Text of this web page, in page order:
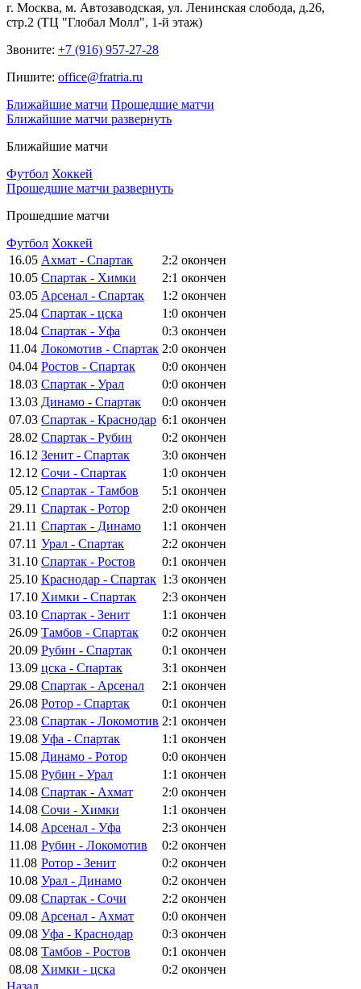
г. Москва, м. Автозаводская, ул. Ленинская слобода, д.26,
стр.2 (ТЦ "Глобал Молл", 1-й этаж)
Звоните: +7 (916) 957-27-28
Пишите: office@fratria.ru
Ближайшие матчи Прошедшие матчи
Ближайшие матчи развернуть
Ближайшие матчи
Футбол Хоккей
Прошедшие матчи развернуть
Прошедшие матчи
Футбол Хоккей
16.05 Ахмат - Спартак 2:2 окончен
10.05 Спартак - Химки 2:1 окончен
03.05 Арсенал - Спартак 1:2 окончен
25.04 Спартак - цска 1:0 окончен
18.04 Спартак - Уфа 0:3 окончен
11.04 Локомотив - Спартак 2:0 окончен
04.04 Ростов - Спартак 0:0 окончен
18.03 Спартак - Урал 0:0 окончен
13.03 Динамо - Спартак 0:0 окончен
07.03 Спартак - Краснодар 6:1 окончен
28.02 Спартак - Рубин 0:2 окончен
16.12 Зенит - Спартак 3:0 окончен
12.12 Сочи - Спартак 1:0 окончен
05.12 Спартак - Тамбов 5:1 окончен
29.11 Спартак - Ротор 2:0 окончен
21.11 Спартак - Динамо 1:1 окончен
07.11 Урал - Спартак 2:2 окончен
31.10 Спартак - Ростов 0:1 окончен
25.10 Краснодар - Спартак 1:3 окончен
17.10 Химки - Спартак 2:3 окончен
03.10 Спартак - Зенит 1:1 окончен
26.09 Тамбов - Спартак 0:2 окончен
20.09 Рубин - Спартак 0:1 окончен
13.09 цска - Спартак 3:1 окончен
29.08 Спартак - Арсенал 2:1 окончен
26.08 Ротор - Спартак 0:1 окончен
23.08 Спартак - Локомотив 2:1 окончен
19.08 Уфа - Спартак 1:1 окончен
15.08 Динамо - Ротор 0:0 окончен
15.08 Рубин - Урал 1:1 окончен
14.08 Спартак - Ахмат 2:0 окончен
14.08 Сочи - Химки 1:1 окончен
14.08 Арсенал - Уфа 2:3 окончен
11.08 Рубин - Локомотив 0:2 окончен
11.08 Ротор - Зенит 0:2 окончен
10.08 Урал - Динамо 0:2 окончен
09.08 Спартак - Сочи 2:2 окончен
09.08 Арсенал - Ахмат 0:0 окончен
09.08 Уфа - Краснодар 0:3 окончен
08.08 Тамбов - Ростов 0:1 окончен
08.08 Химки - цска 0:2 окончен
Назад